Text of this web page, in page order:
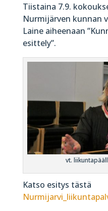
Tiistaina 7.9.
Nurmijärven kunnan
Laine aiheenaan
esittely”.
vt.
Katso esitys tästä